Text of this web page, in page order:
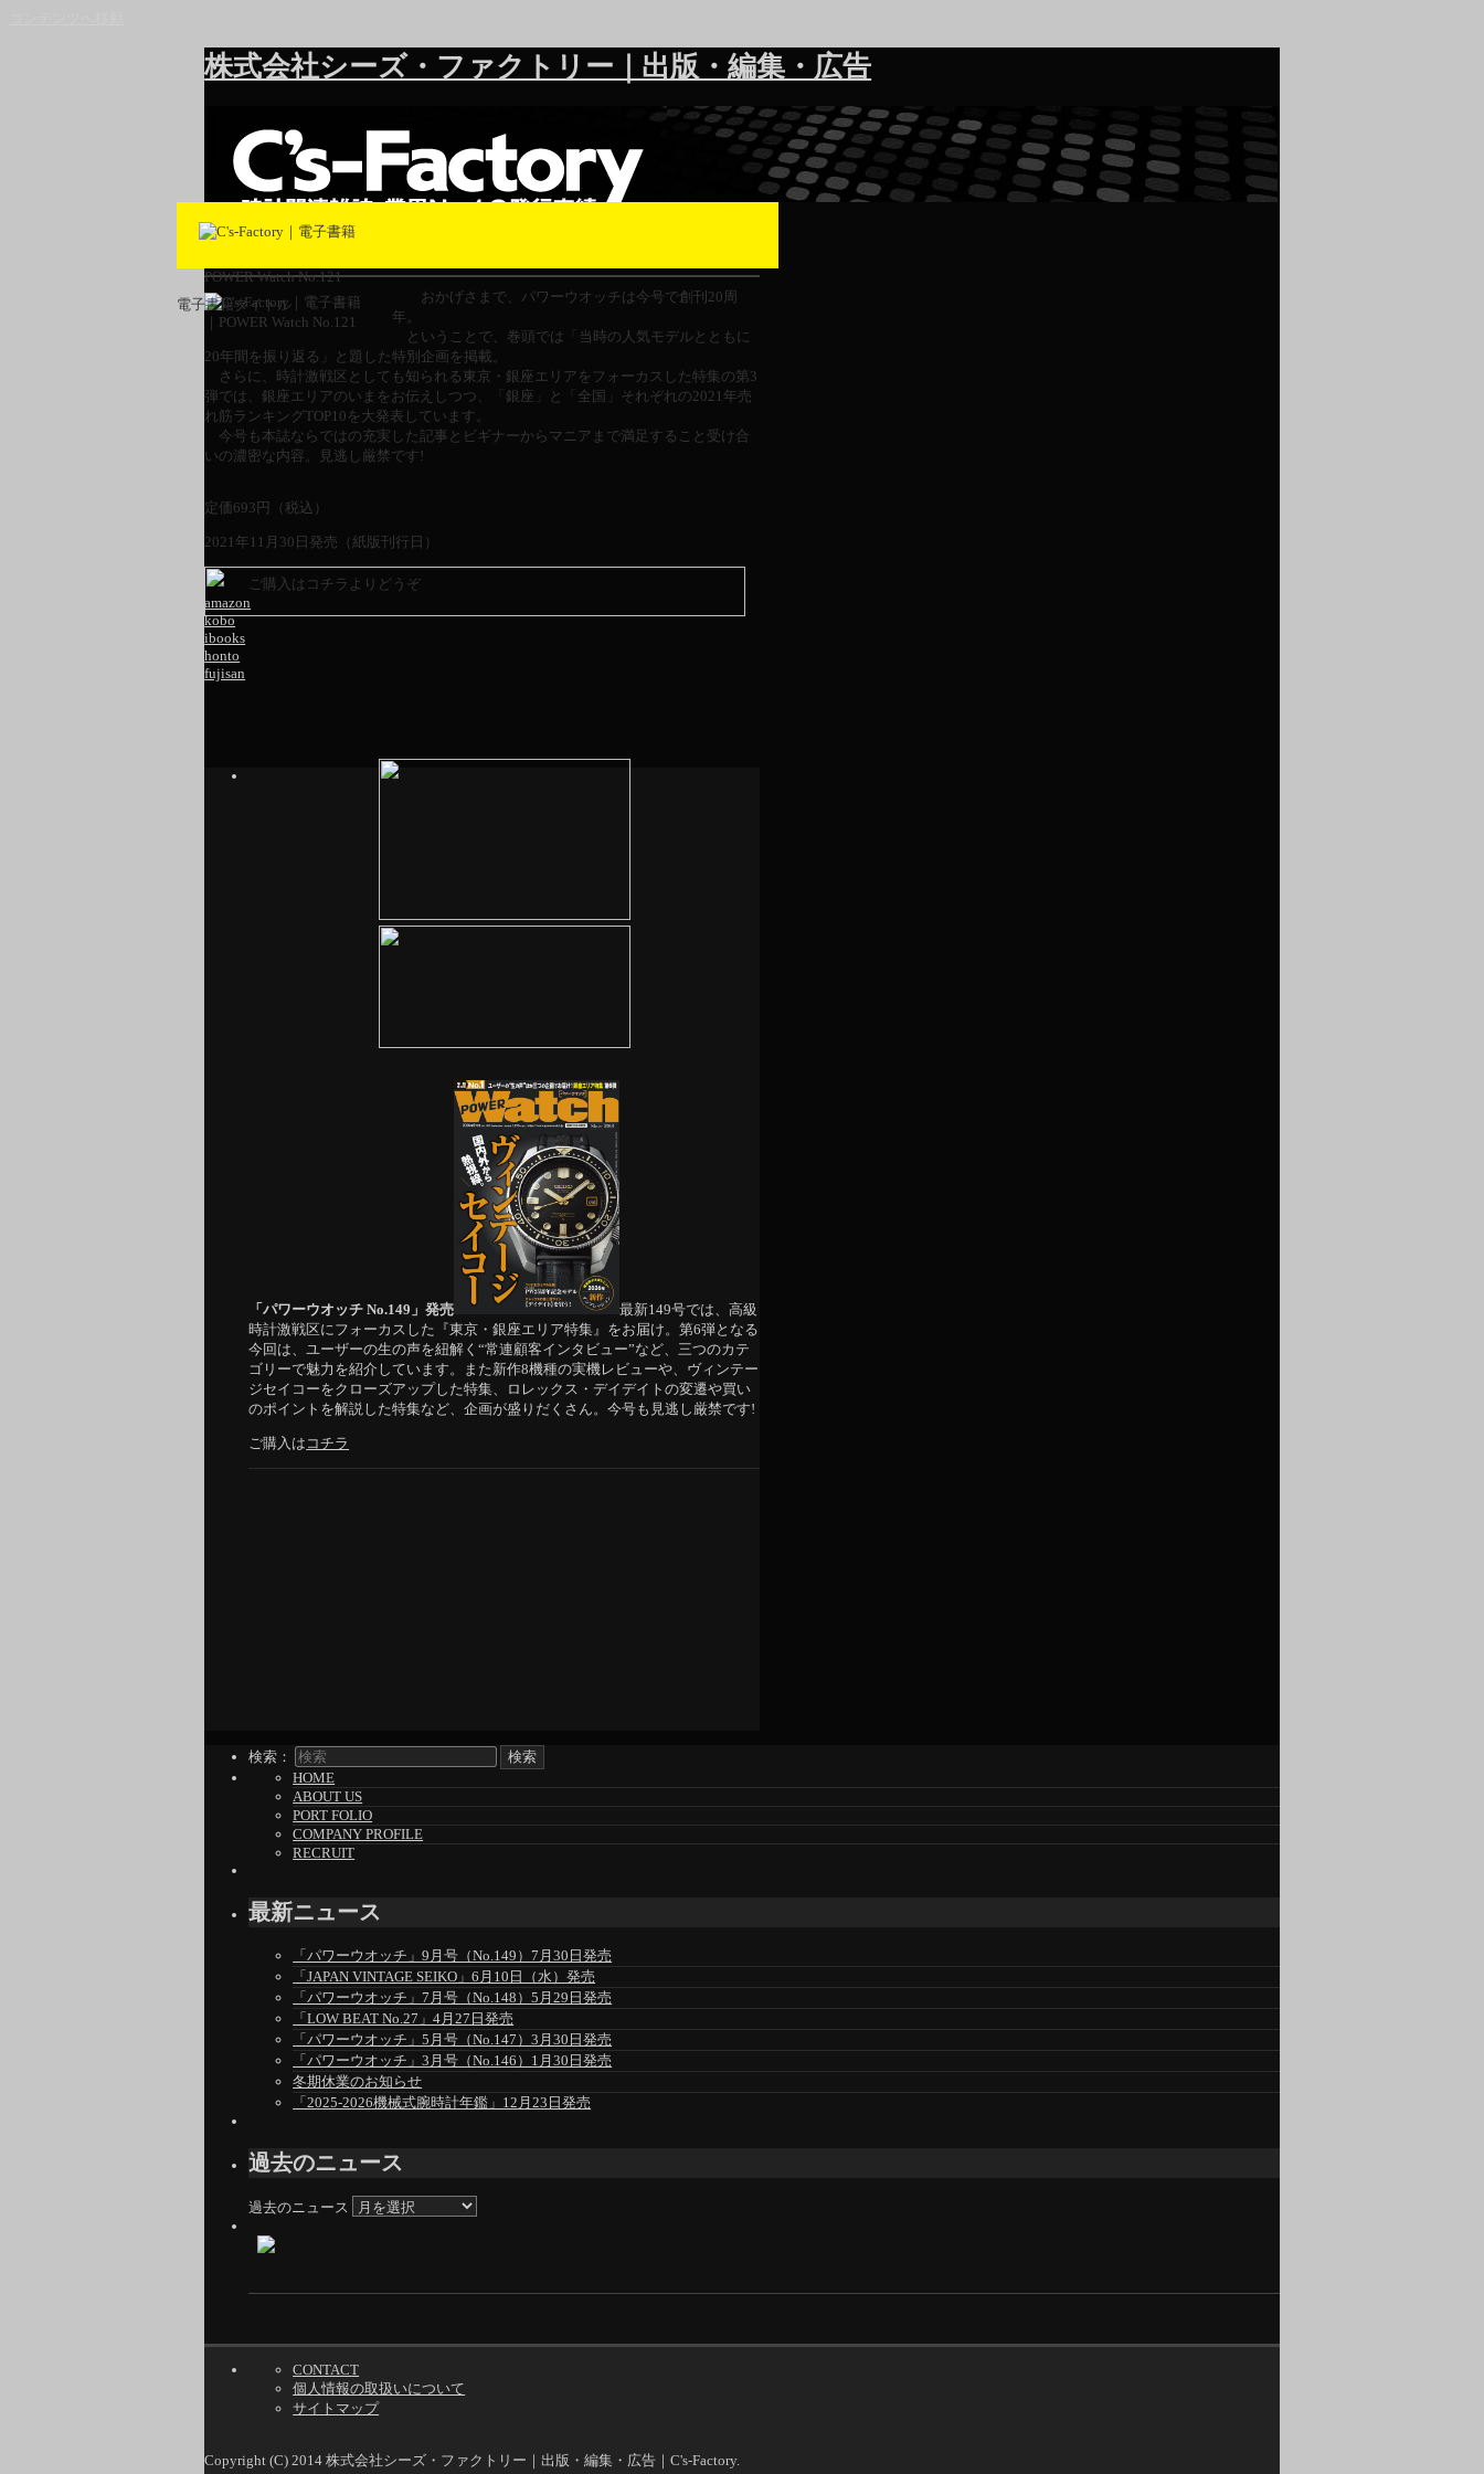
株式会社シーズ・ファクトリー｜出版・編集・広告
電子書籍タイトル
POWER Watch No.121
おかげさまで、パワーウオッチは今号で創刊20周
年。
ということで、巻頭では「当時の人気モデルとともに
20年間を振り返る」と題した特別企画を掲載。
さらに、時計激戦区としても知られる東京・銀座エリアをフォーカスした特集の第3
弾では、銀座エリアのいまをお伝えしつつ、「銀座」と「全国」それぞれの2021年売
れ筋ランキングTOP10を大発表しています。
今号も本誌ならではの充実した記事とビギナーからマニアまで満足すること受け合
いの濃密な内容。見逃し厳禁です!
定価693 円（税込）
2021年11月30日発売（紙版刊行日）
ご購入はコチラよりどうぞ
amazon
kobo
ibooks
honto
fujisan
「パワーウオッチ No.149」発売
最新149号では、高級
時計激戦区にフォーカスした『東京・銀座エリア特集』をお届け。第6弾となる
今回は、ユーザーの生の声を紐解く“常連顧客インタビュー”など、三つのカテ
ゴリーで魅力を紹介しています。また新作8機種の実機レビューや、ヴィンテー
ジセイコーをクローズアップした特集、ロレックス・デイデイトの変遷や買い
のポイントを解説した特集など、企画が盛りだくさん。今号も見逃し厳禁です!
ご購入は コチラ
検索：
HOME
ABOUT US
PORT FOLIO
COMPANY PROFILE
RECRUIT
最新ニュース
「パワーウオッチ」9月号（No.149）7月30日発売
「JAPAN VINTAGE SEIKO」6月10日（水）発売
「パワーウオッチ」7月号（No.148）5月29日発売
「LOW BEAT No.27」4月27日発売
「パワーウオッチ」5月号（No.147）3月30日発売
「パワーウオッチ」3月号（No.146）1月30日発売
冬期休業のお知らせ
「2025-2026機械式腕時計年鑑」12月23日発売
過去のニュース
過去のニュース
CONTACT
個人情報の取扱いについて
サイトマップ
Copyright (C) 2014 株式会社シーズ・ファクトリー｜出版・編集・広告｜C's-Factory.